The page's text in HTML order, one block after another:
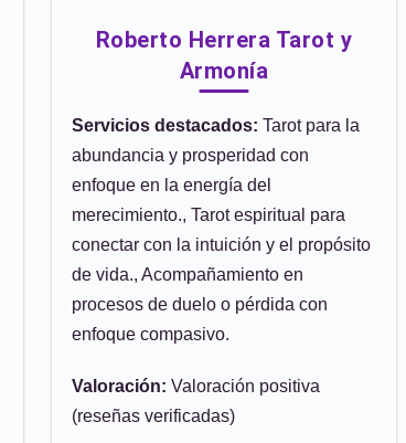
Roberto Herrera Tarot y
Armonía
Servicios destacados: Tarot para la
abundancia y prosperidad con
enfoque en la energía del
merecimiento., Tarot espiritual para
conectar con la intuición y el propósito
de vida., Acompañamiento en
procesos de duelo o pérdida con
enfoque compasivo.
Valoración: Valoración positiva
(reseñas verificadas)